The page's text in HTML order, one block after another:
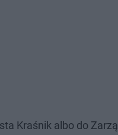
Kraśnik albo do